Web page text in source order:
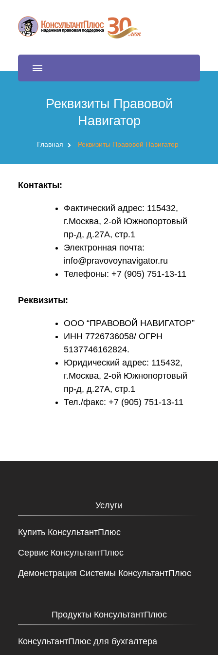
Правовой Навигатор
Продажа и обслуживание СПС КонсультантПлюс
Реквизиты Правовой
Навигатор
Главная Реквизиты Правовой Навигатор
Контакты:
Фактический адрес: 115432,
г.Москва, 2-ой Южнопортовый
пр-д, д.27А, стр.1
Электронная почта:
info@pravovoynavigator.ru
Телефоны: +7 (905) 751-13-11
Реквизиты:
ООО “ПРАВОВОЙ НАВИГАТОР”
ИНН 7726736058/ ОГРН
5137746162824.
Юридический адрес: 115432,
г.Москва, 2-ой Южнопортовый
пр-д, д.27А, стр.1
Тел./факс: +7 (905) 751-13-11
Услуги
Купить КонсультантПлюс
Сервис КонсультантПлюс
Демонстрация Системы КонсультантПлюс
Продукты КонсультантПлюс
КонсультантПлюс для бухгалтера